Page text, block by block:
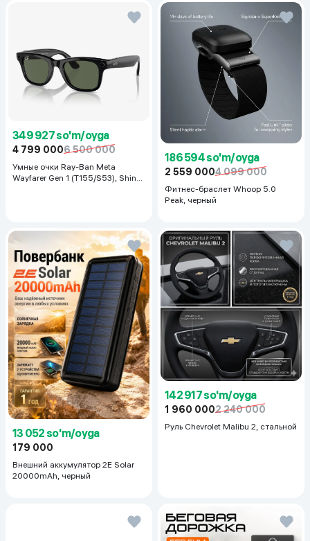
349 927 so'm/oyga
4 799 0006 500 000
Умные очки Ray-Ban Meta
Wayfarer Gen 1 (T155/S53), Shiny
186 594 so'm/oyga
2 559 0004 099 000
Фитнес-браслет Whoop 5.0
Peak, черный
13 052 so'm/oyga
179 000
Внешний аккумулятор 2E Solar
20000mAh, черный
142 917 so'm/oyga
1 960 0002 240 000
Руль Chevrolet Malibu 2, cтальной